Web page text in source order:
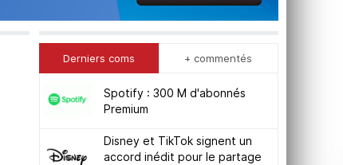
Derniers coms + commentés
Spotify : 300 M d'abonnés
Premium
Disney et TikTok signent un
accord inédit pour le partage